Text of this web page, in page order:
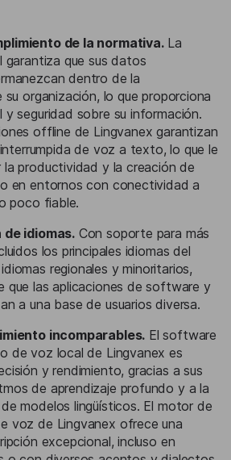
de la normativa.La
garantiza que sus datos
dentro de la
organización, lo que proporciona
seguridad sobre su información.
offline de Lingvanex garantizan
de voz a texto, lo que le
la productividad y la creación de
en entornos con conectividad a
poco fiable.
idiomas.Con soporte para más
los principales idiomas del
regionales y minoritarios,
que las aplicaciones de software y
a una base de usuarios diversa.
incomparables. El software
de voz local de Lingvanex es
y rendimiento, gracias a sus
de aprendizaje profundo y a la
modelos lingüísticos. El motor de
voz de Lingvanex ofrece una
excepcional, incluso en